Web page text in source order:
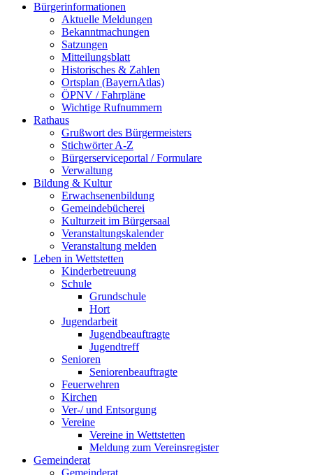
Bürgerinformationen
Aktuelle Meldungen
Bekanntmachungen
Satzungen
Mitteilungsblatt
Historisches & Zahlen
Ortsplan (BayernAtlas)
ÖPNV / Fahrpläne
Wichtige Rufnummern
Rathaus
Grußwort des Bürgermeisters
Stichwörter A-Z
Bürgerserviceportal / Formulare
Verwaltung
Bildung & Kultur
Erwachsenenbildung
Gemeindebücherei
Kulturzeit im Bürgersaal
Veranstaltungskalender
Veranstaltung melden
Leben in Wettstetten
Kinderbetreuung
Schule
Grundschule
Hort
Jugendarbeit
Jugendbeauftragte
Jugendtreff
Senioren
Seniorenbeauftragte
Feuerwehren
Kirchen
Ver-/ und Entsorgung
Vereine
Vereine in Wettstetten
Meldung zum Vereinsregister
Gemeinderat
Gemeinderat